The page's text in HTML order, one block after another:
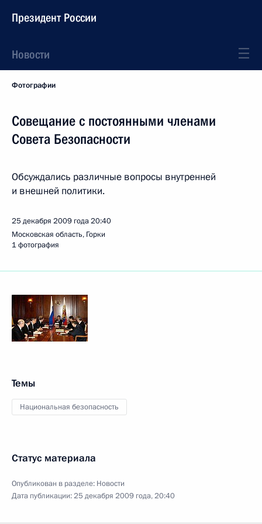
Президент России
Новости
Фотографии
Совещание с постоянными членами
Совета Безопасности
Обсуждались различные вопросы внутренней
и внешней политики.
25 декабря 2009 года20:40
Московская область, Горки
1 фотография
Темы
Национальная безопасность
Статус материала
Опубликован в разделе: Новости
Дата публикации:25 декабря 2009 года, 20:40